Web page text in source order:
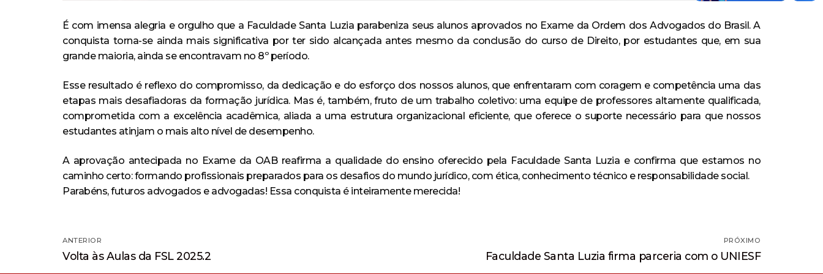
É com imensa alegria e orgulho que a Faculdade Santa Luzia parabeniza seus alunos aprovados no Exame da Ordem dos Advogados do Brasil. A
conquista torna-se ainda mais significativa por ter sido alcançada antes mesmo da conclusão do curso de Direito, por estudantes que, em sua
grande maioria, ainda se encontravam no 8º período.
Esse resultado é reflexo do compromisso, da dedicação e do esforço dos nossos alunos, que enfrentaram com coragem e competência uma das
etapas mais desafiadoras da formação jurídica. Mas é, também, fruto de um trabalho coletivo: uma equipe de professores altamente qualificada,
comprometida com a excelência acadêmica, aliada a uma estrutura organizacional eficiente, que oferece o suporte necessário para que nossos
estudantes atinjam o mais alto nível de desempenho.
A aprovação antecipada no Exame da OAB reafirma a qualidade do ensino oferecido pela Faculdade Santa Luzia e confirma que estamos no
caminho certo: formando profissionais preparados para os desafios do mundo jurídico, com ética, conhecimento técnico e responsabilidade social.
Parabéns, futuros advogados e advogadas! Essa conquista é inteiramente merecida!
Navegação
de
ANTERIOR
Post
Volta às Aulas da FSL 2025.2
PRÓXIMO
Próximo
Faculdade Santa Luzia firma parceria com o UNIESF